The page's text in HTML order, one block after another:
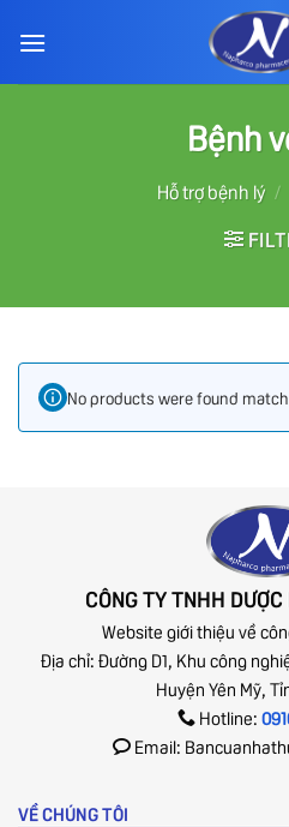
qua
Bệnh
Hỗ trợ bệnh lý /
No products were found
CÔNG TY TNHH
Website giới thiệu về
Địa chỉ: Đường D1, Khu công
Huyện Yên Mỹ,
Hotline:
Email:
VỀ CHÚNG TÔI